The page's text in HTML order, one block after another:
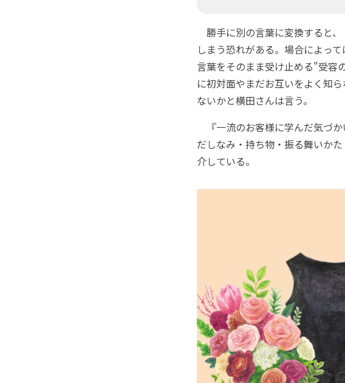
勝手に別の言葉に変換すると
しまう恐れがある。場合によっ
言葉をそのまま受け止める"受容
に初対面やまだお互いをよく知
ないかと横田さんは言う。
『一流のお客様に学んだ気づ
だしなみ・持ち物・振る舞いか
介している。